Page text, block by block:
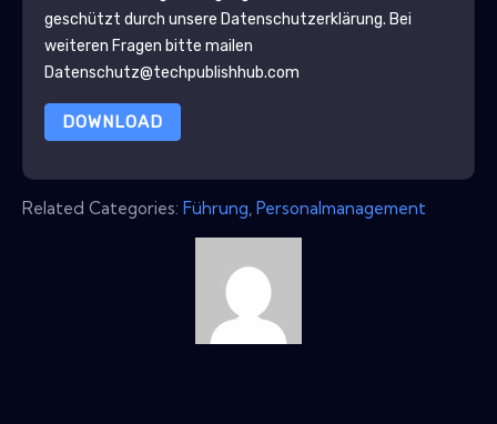
geschützt durch unsere Datenschutzerklärung. Bei
weiteren Fragen bitte mailen
Datenschutz@techpublishhub.com
DOWNLOAD
Related Categories: Führung Personalmanagement